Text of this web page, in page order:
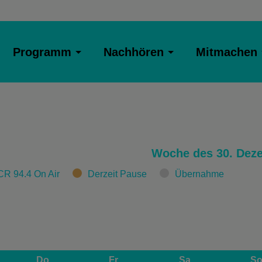
Programm Nachhören Mitmachen
Woche des 30.
94.4 On Air Derzeit Pause Übernahme